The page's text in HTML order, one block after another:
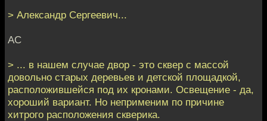
> Александр Сергеевич...
АС
> ... в нашем случае двор - это сквер с массой
довольно старых деревьев и детской площадкой,
расположившейся под их кронами. Освещение - да,
хороший вариант. Но неприменим по причине
хитрого расположения скверика.